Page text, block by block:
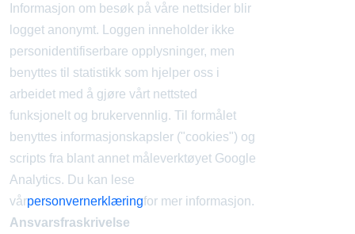
Informasjon om besøk på våre nettsider blir
logget anonymt. Loggen inneholder ikke
personidentifiserbare opplysninger, men
benyttes til statistikk som hjelper oss i
arbeidet med å gjøre vårt nettsted
funksjonelt og brukervennlig. Til formålet
benyttes informasjonskapsler ("cookies") og
scripts fra blant annet måleverktøyet Google
Analytics. Du kan lese
vårpersonvernerklæringfor mer informasjon.
Ansvarsfraskrivelse